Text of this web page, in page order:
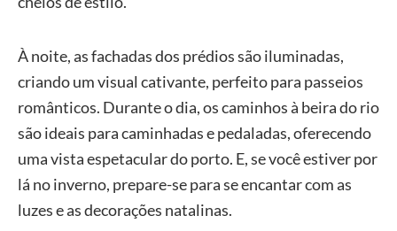
À noite, as fachadas dos prédios são iluminadas,
criando um visual cativante, perfeito para passeios
românticos. Durante o dia, os caminhos à beira do rio
são ideais para caminhadas e pedaladas, oferecendo
uma vista espetacular do porto. E, se você estiver por
lá no inverno, prepare-se para se encantar com as
luzes e as decorações natalinas.